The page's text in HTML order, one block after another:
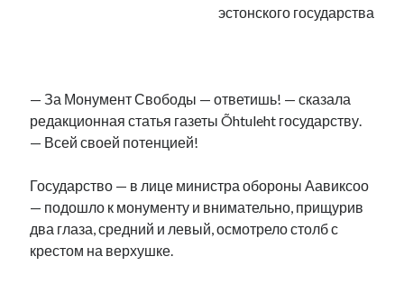
эстонского государства
— За Монумент Свободы — ответишь! — сказала
редакционная статья газеты Õhtuleht государству.
— Всей своей потенцией!
Государство — в лице министра обороны Аавиксоо
— подошло к монументу и внимательно, прищурив
два глаза, средний и левый, осмотрело столб с
крестом на верхушке.